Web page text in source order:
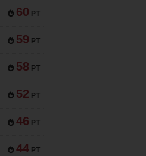
60 PT
59 PT
58 PT
52 PT
46 PT
44 PT